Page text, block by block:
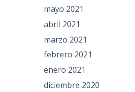
mayo 2021
abril 2021
marzo 2021
febrero 2021
enero 2021
diciembre 2020